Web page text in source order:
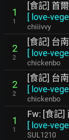
1
1
[食記] 首
[ love-
chiiivvy
2
2
[食記] 台
[ love-
chickenbo
2
2
[食記] 台
[ love-
chickenbo
1
1
Fw: [食記]
[ love-
SUL1210